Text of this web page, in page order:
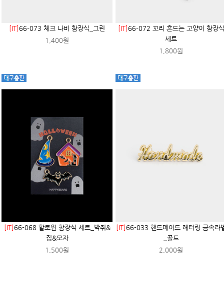
[IT]66-073 체크 나비 참장식_그린
1,400원
[IT]66-072 꼬리 흔드는 고양이 참장식
세트
1,800원
[IT]66-068 할로윈 참장식 세트_박쥐&
집&모자
1,500원
[IT]66-033 핸드메이드 레터링 금속라
_골드
2,000원